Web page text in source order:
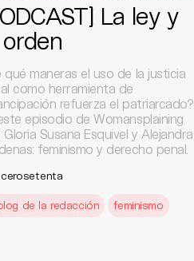
La ley y
qué maneras el uso de la justicia
como herramienta de
refuerza el patriarcado?
episodio de Womansplaining
Gloria Susana Esquivel y Alejandra
feminismo y derecho penal.
cerosetenta
de la redacción feminismo